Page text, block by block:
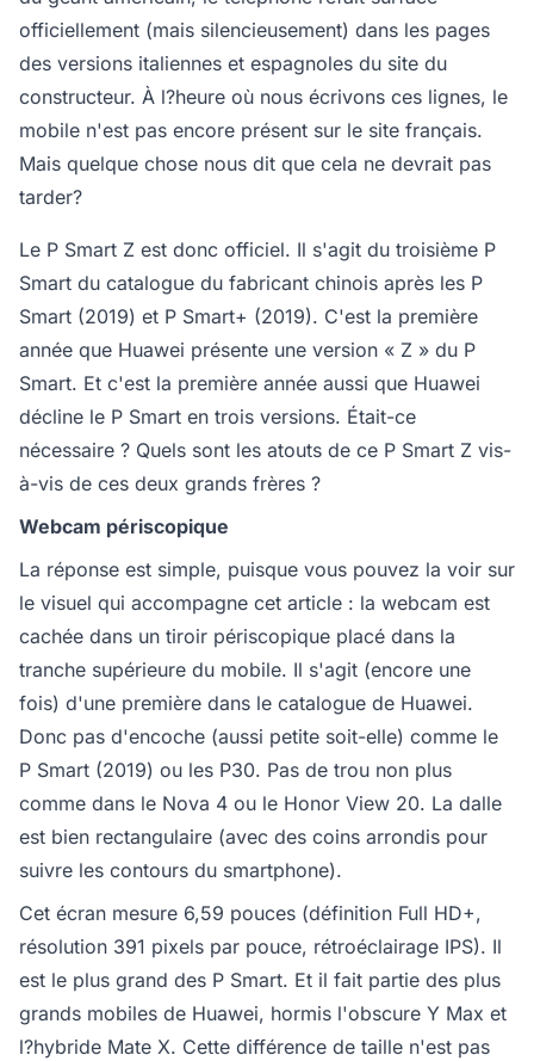
officiellement (mais silencieusement) dans les pages
des versions italiennes et espagnoles du site du
constructeur. À l?heure où nous écrivons ces lignes, le
mobile n'est pas encore présent sur le site français.
Mais quelque chose nous dit que cela ne devrait pas
tarder?
Le P Smart Z est donc officiel. Il s'agit du troisième P
Smart du catalogue du fabricant chinois après les P
Smart (2019) et P Smart+ (2019). C'est la première
année que Huawei présente une version « Z » du P
Smart. Et c'est la première année aussi que Huawei
décline le P Smart en trois versions. Était-ce
nécessaire ? Quels sont les atouts de ce P Smart Z vis-
à-vis de ces deux grands frères ?
Webcam périscopique
La réponse est simple, puisque vous pouvez la voir sur
le visuel qui accompagne cet article : la webcam est
cachée dans un tiroir périscopique placé dans la
tranche supérieure du mobile. Il s'agit (encore une
fois) d'une première dans le catalogue de Huawei.
Donc pas d'encoche (aussi petite soit-elle) comme le
P Smart (2019) ou les P30. Pas de trou non plus
comme dans le Nova 4 ou le Honor View 20. La dalle
est bien rectangulaire (avec des coins arrondis pour
suivre les contours du smartphone).
Cet écran mesure 6,59 pouces (définition Full HD+,
résolution 391 pixels par pouce, rétroéclairage IPS). Il
est le plus grand des P Smart. Et il fait partie des plus
grands mobiles de Huawei, hormis l'obscure Y Max et
l?hybride Mate X. Cette différence de taille n'est pas